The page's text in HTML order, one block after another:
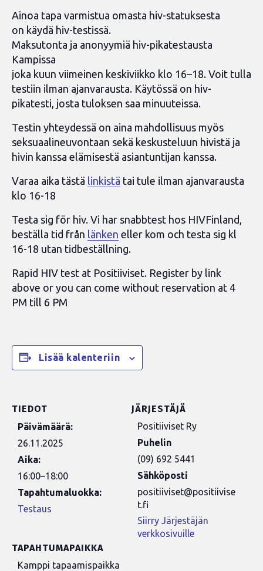
Ainoa tapa varmistua omasta hiv-statuksesta
on käydä hiv-testissä.
Maksutonta ja anonyymiä hiv-pikatestausta
Kampissa
joka kuun viimeinen keskiviikko klo 16–18. Voit tulla
testiin ilman ajanvarausta. Käytössä on hiv-
pikatesti, josta tuloksen saa minuuteissa.
Testin yhteydessä on aina mahdollisuus myös
seksuaalineuvontaan sekä keskusteluun hivistä ja
hivin kanssa elämisestä asiantuntijan kanssa.
Varaa aika tästä linkistä tai tule ilman ajanvarausta
klo 16-18
Testa sig för hiv. Vi har snabbtest hos HIVFinland,
beställa tid från länken eller kom och testa sig kl
16-18 utan tidbeställning.
Rapid HIV test at Positiiviset. Register by link
above or you can come without reservation at 4
PM till 6 PM
Lisää kalenteriin
TIEDOT
Päivämäärä:
26.11.2025
Aika:
16:00–18:00
Tapahtumaluokka:
Testaus
TAPAHTUMAPAIKKA
Kamppi tapaamispaikka
JÄRJESTÄJÄ
Positiiviset Ry
Puhelin
(09) 692 5441
Sähköposti
positiiviset@positiivise
t.fi
Siirry Järjestäjän
verkkosivuille